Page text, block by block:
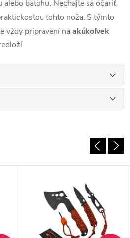
alebo batohu. Nechajte sa očariť
tohto noža. S týmto
vždy pripravení naakúkoľvek